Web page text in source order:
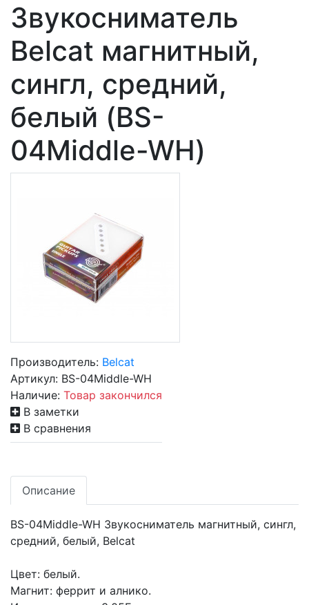
Звукосниматель
Belcat магнитный,
сингл, средний,
белый (BS-
04Middle-WH)
Производитель: Belcat
Артикул: BS-04Middle-WH
Наличие: Товар закончился
В заметки
В сравнения
Описание
BS-04Middle-WH Звукосниматель магнитный, сингл,
средний, белый, Belcat
Цвет: белый.
Магнит: феррит и алнико.